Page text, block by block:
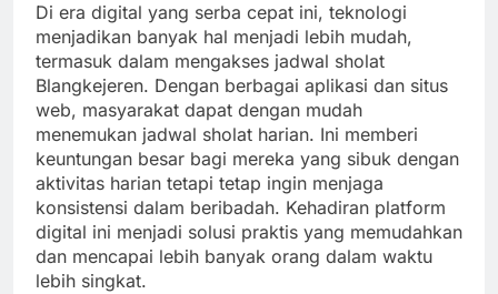
Di era digital yang serba cepat ini, teknologi
menjadikan banyak hal menjadi lebih mudah,
termasuk dalam mengakses jadwal sholat
Blangkejeren. Dengan berbagai aplikasi dan situs
web, masyarakat dapat dengan mudah
menemukan jadwal sholat harian. Ini memberi
keuntungan besar bagi mereka yang sibuk dengan
aktivitas harian tetapi tetap ingin menjaga
konsistensi dalam beribadah. Kehadiran platform
digital ini menjadi solusi praktis yang memudahkan
dan mencapai lebih banyak orang dalam waktu
lebih singkat.